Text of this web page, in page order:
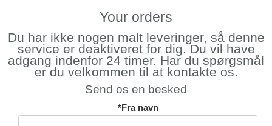
Your orders
Du har ikke nogen malt leveringer, så denne
service er deaktiveret for dig. Du vil have
adgang indenfor 24 timer. Har du spørgsmål
er du velkommen til at kontakte os.
Send os en besked
*Fra navn